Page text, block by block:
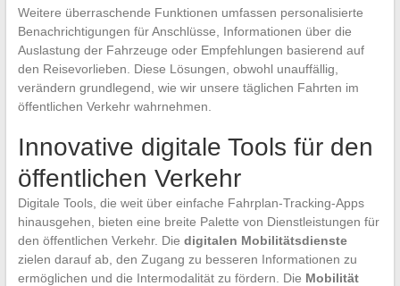
Weitere überraschende Funktionen umfassen personalisierte
Benachrichtigungen für Anschlüsse, Informationen über die
Auslastung der Fahrzeuge oder Empfehlungen basierend auf
den Reisevorlieben. Diese Lösungen, obwohl unauffällig,
verändern grundlegend, wie wir unsere täglichen Fahrten im
öffentlichen Verkehr wahrnehmen.
Innovative digitale Tools für den
öffentlichen Verkehr
Digitale Tools, die weit über einfache Fahrplan-Tracking-Apps
hinausgehen, bieten eine breite Palette von Dienstleistungen für
den öffentlichen Verkehr. Die digitalen Mobilitätsdienste
zielen darauf ab, den Zugang zu besseren Informationen zu
ermöglichen und die Intermodalität zu fördern. Die Mobilität